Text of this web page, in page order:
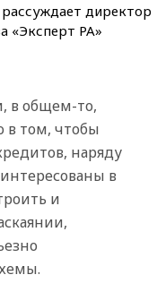
директор
«Эксперт РА»
в общем-то,
в том, чтобы
наряду
в
и